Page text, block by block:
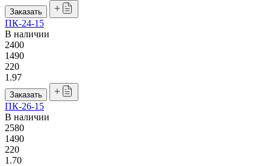
Заказать
ПК-24-15
В наличии
2400
1490
220
1.97
Заказать
ПК-26-15
В наличии
2580
1490
220
1.70